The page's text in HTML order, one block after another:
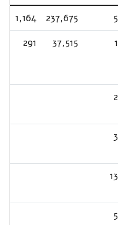
5
237,675
1,164
1
37,515
291
2
3
13
5